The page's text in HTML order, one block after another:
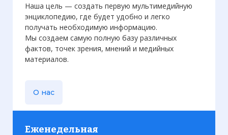
Наша цель — создать первую мультимедийную
энциклопедию, где будет удобно и легко
получать необходимую информацию.
Мы создаем самую полную базу различных
фактов, точек зрения, мнений и медийных
материалов.
О нас
Еженедельная